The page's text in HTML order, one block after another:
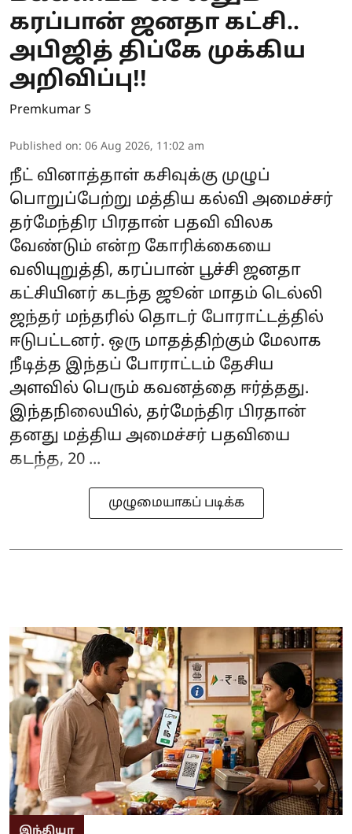
கரப்பான் ஜனதா கட்சி..
அபிஜித் திப்கே முக்கிய
அறிவிப்பு!!
Premkumar S
Published on: 06 Aug 2026, 11:02 am
நீட் வினாத்தாள் கசிவுக்கு முழுப்
பொறுப்பேற்று மத்திய கல்வி அமைச்சர்
தர்மேந்திர பிரதான் பதவி விலக
வேண்டும் என்ற கோரிக்கையை
வலியுறுத்தி, கரப்பான் பூச்சி ஜனதா
கட்சியினர் கடந்த ஜூன் மாதம் டெல்லி
ஜந்தர் மந்தரில் தொடர் போராட்டத்தில்
ஈடுபட்டனர். ஒரு மாதத்திற்கும் மேலாக
நீடித்த இந்தப் போராட்டம் தேசிய
அளவில் பெரும் கவனத்தை ஈர்த்தது.
இந்தநிலையில், தர்மேந்திர பிரதான்
தனது மத்திய அமைச்சர் பதவியை
கடந்த, 20 ...
முழுமையாகப் படிக்க
இந்தியா